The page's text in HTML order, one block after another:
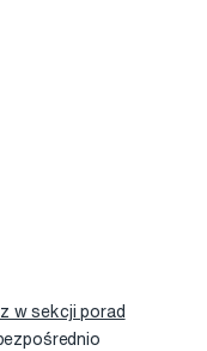
w sekcji porad